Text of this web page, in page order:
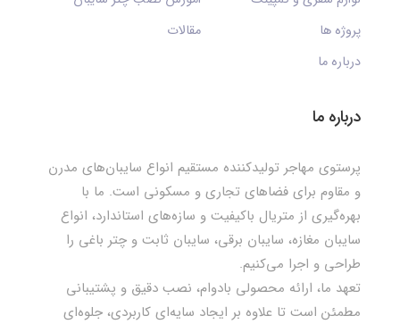
پروژه ها
مقالات
درباره ما
درباره ما
پرستوی مهاجر تولیدکننده مستقیم انواع سایبان‌های مدرن
و مقاوم برای فضاهای تجاری و مسکونی است. ما با
بهره‌گیری از متریال باکیفیت و سازه‌های استاندارد، انواع
سایبان مغازه، سایبان برقی، سایبان ثابت و چتر باغی را
طراحی و اجرا می‌کنیم.
تعهد ما، ارائه محصولی بادوام، نصب دقیق و پشتیبانی
مطمئن است تا علاوه بر ایجاد سایه‌ای کاربردی، جلوه‌ای